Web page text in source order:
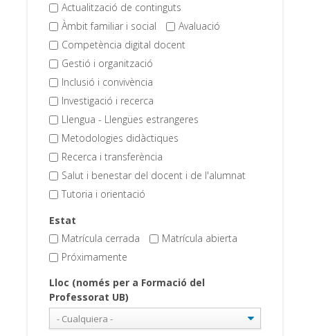
Actualització de continguts
Àmbit familiar i social
Avaluació
Competència digital docent
Gestió i organització
Inclusió i convivència
Investigació i recerca
Llengua - Llengües estrangeres
Metodologies didàctiques
Recerca i transferència
Salut i benestar del docent i de l'alumnat
Tutoria i orientació
Estat
Matrícula cerrada
Matrícula abierta
Próximamente
Lloc (només per a Formació del
Professorat UB)